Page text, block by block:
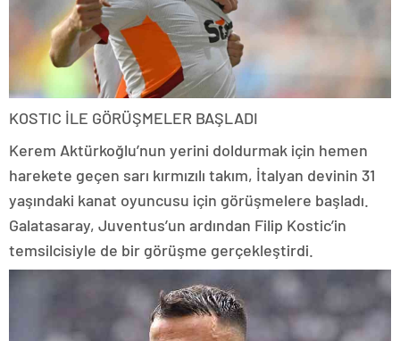
KOSTIC İLE GÖRÜŞMELER BAŞLADI
Kerem Aktürkoğlu’nun yerini doldurmak için hemen
harekete geçen sarı kırmızılı takım, İtalyan devinin 31
yaşındaki kanat oyuncusu için görüşmelere başladı.
Galatasaray, Juventus’un ardından Filip Kostic’in
temsilcisiyle de bir görüşme gerçekleştirdi.